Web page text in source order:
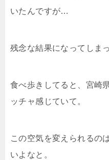
いたんですが…
残念な結果になってしま
食べ歩きしてると、宮崎
ッチャ感じていて。
この空気を変えられるの
いよなと。